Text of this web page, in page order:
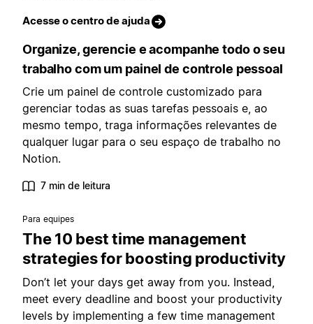
Acesse o centro de ajuda
Organize, gerencie e acompanhe todo o seu
trabalho com um painel de controle pessoal
Crie um painel de controle customizado para
gerenciar todas as suas tarefas pessoais e, ao
mesmo tempo, traga informações relevantes de
qualquer lugar para o seu espaço de trabalho no
Notion.
7 min de leitura
Para equipes
The 10 best time management
strategies for boosting productivity
Don’t let your days get away from you. Instead,
meet every deadline and boost your productivity
levels by implementing a few time management